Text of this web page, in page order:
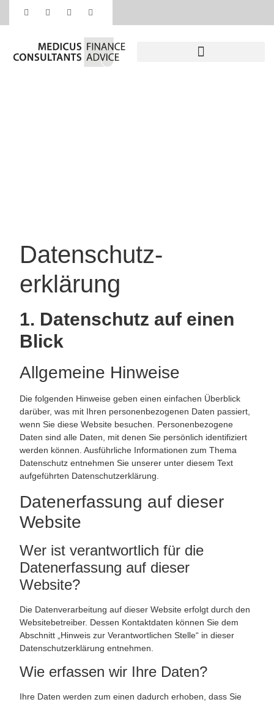
Datenschutz­
erklärung
1. Datenschutz auf einen
Blick
Allgemeine Hinweise
Die folgenden Hinweise geben einen einfachen Überblick
darüber, was mit Ihren personenbezogenen Daten passiert,
wenn Sie diese Website besuchen. Personenbezogene
Daten sind alle Daten, mit denen Sie persönlich identifiziert
werden können. Ausführliche Informationen zum Thema
Datenschutz entnehmen Sie unserer unter diesem Text
aufgeführten Datenschutzerklärung.
Datenerfassung auf dieser
Website
Wer ist verantwortlich für die
Datenerfassung auf dieser
Website?
Die Datenverarbeitung auf dieser Website erfolgt durch den
Websitebetreiber. Dessen Kontaktdaten können Sie dem
Abschnitt „Hinweis zur Verantwortlichen Stelle“ in dieser
Datenschutzerklärung entnehmen.
Wie erfassen wir Ihre Daten?
Ihre Daten werden zum einen dadurch erhoben, dass Sie